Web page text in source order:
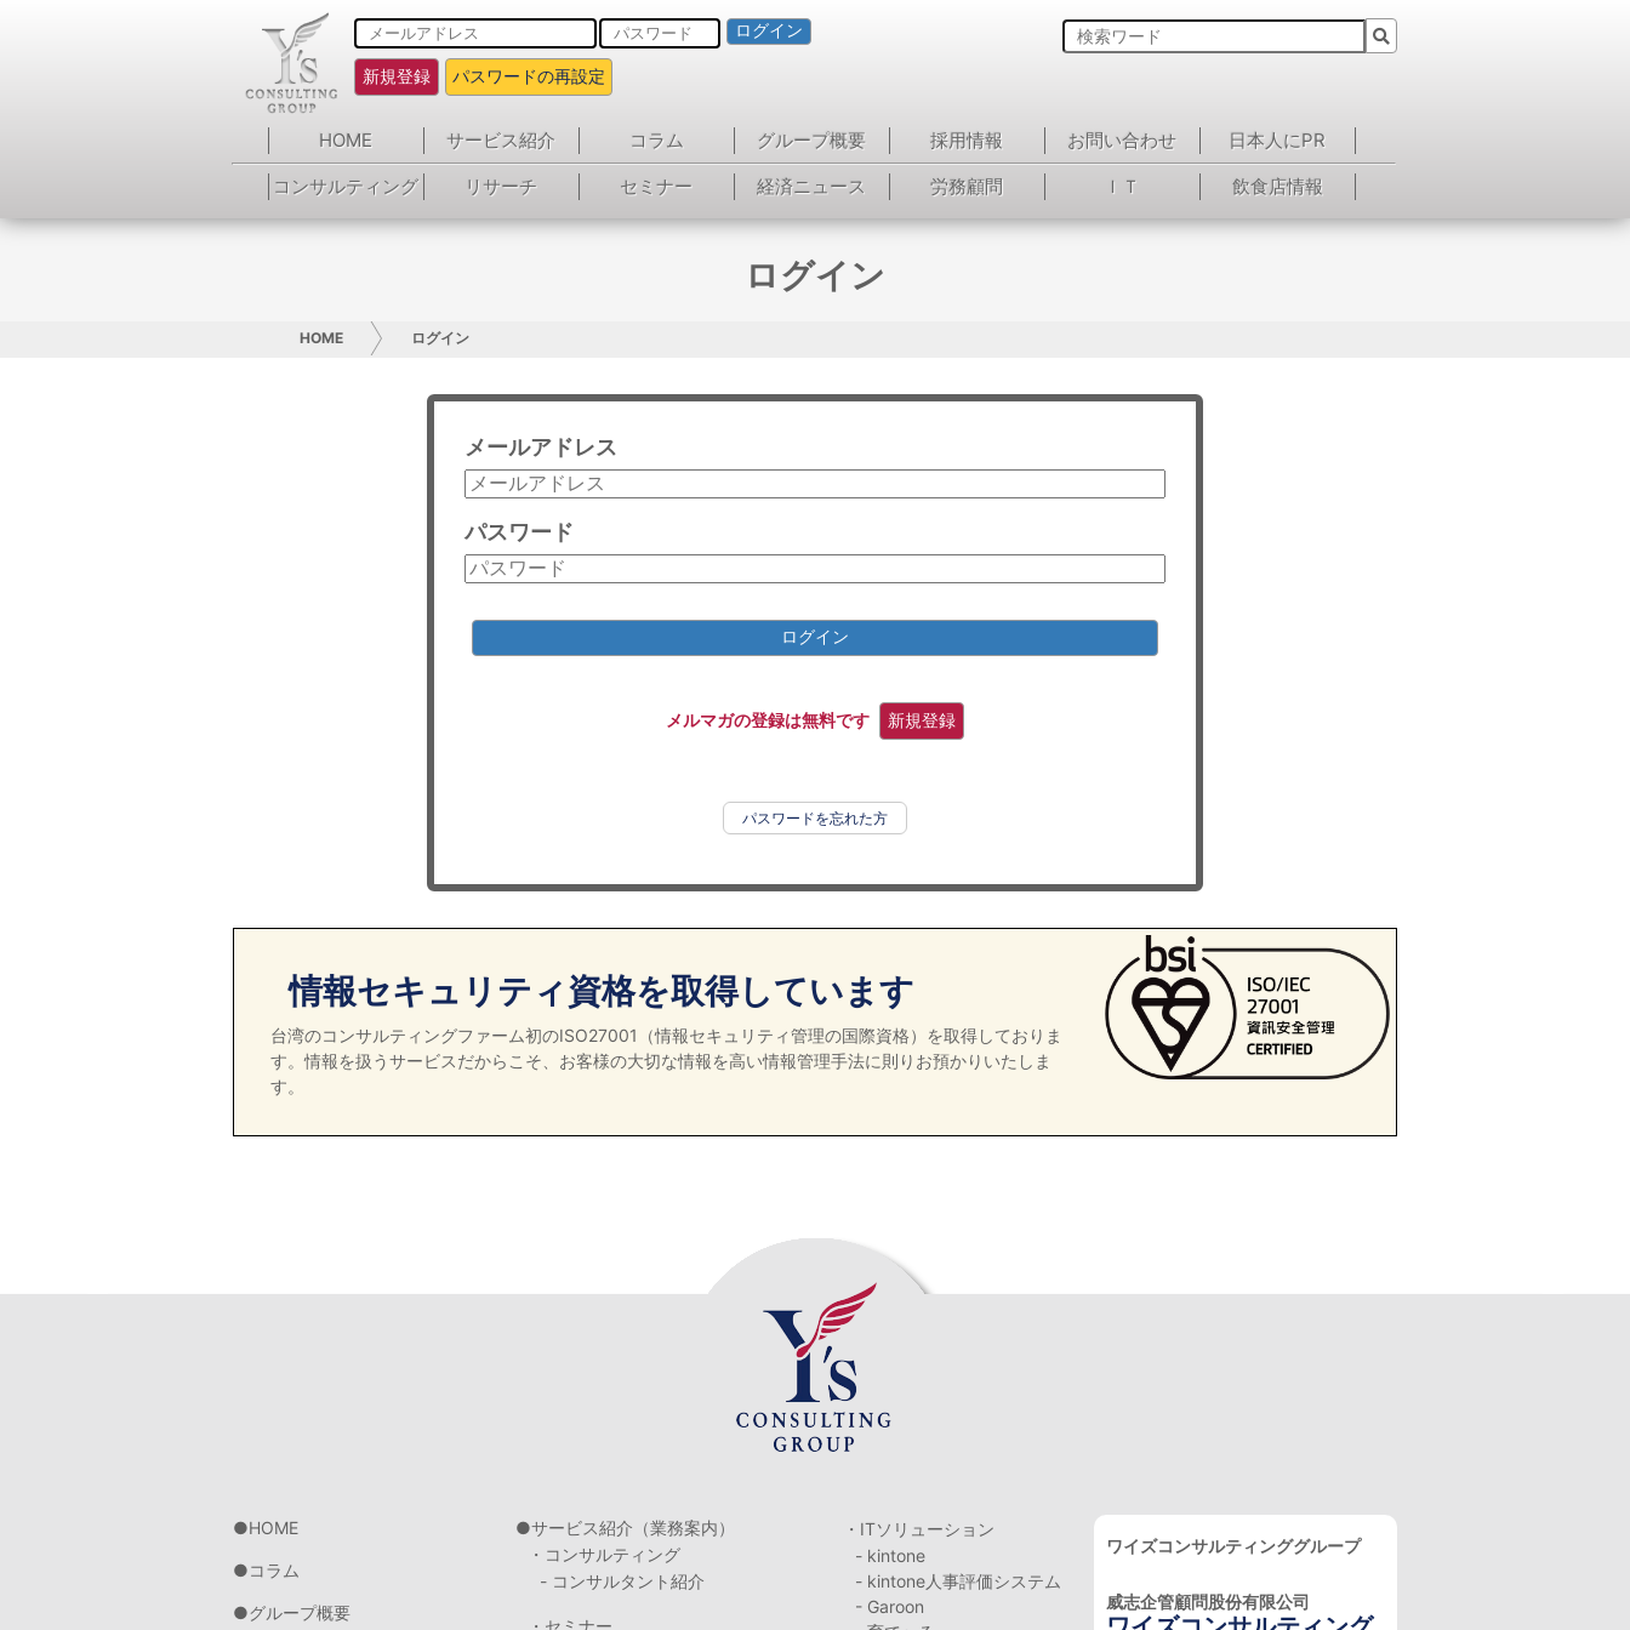
ログイン
新規登録 パスワードの再設定
HOME サービス紹介 コラム グループ概要 採用情報 お問い合わせ
日本人にPR
コンサルティング
リサーチ セミナー 経済ニュース 労務顧問 ＩＴ 飲食店情報
ログイン
HOME ログイン
メールアドレス
パスワード
ログイン
メルマガの登録は無料です 新規登録
パスワードを忘れた方
情報セキュリティ資格を取得しています
台湾のコンサルティングファーム初のISO27001（情報セキュリティ管理の国際資格）を取得しておりま
す。情報を扱うサービスだからこそ、お客様の大切な情報を高い情報管理手法に則りお預かりいたしま
す。
HOME
コラム
グループ概要
サービス紹介（業務案内）
・コンサルティング
- コンサルタント紹介
・セミナー
・ITソリューション
- kintone
- kintone人事評価システム
- Garoon
ワイズコンサルティンググループ
威志企管顧問股份有限公司